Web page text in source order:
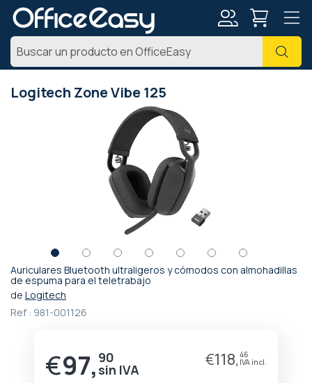
Logitech Zone Vibe 125
Auriculares Bluetooth ultraligeros y cómodos con almohadillas
de espuma para el teletrabajo
de Logitech
Ref : 981-001126
€97, 90 €118, 46
Saltar
al
comienzo
de
imágenes